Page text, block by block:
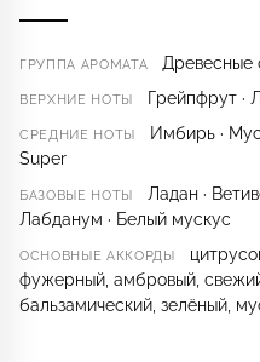
ГРУППА АРОМАТА
ВЕРХНИЕ НОТЫ Грейпфрут ·
СРЕДНИЕ НОТЫ
Имбирь ·
Super
БАЗОВЫЕ НОТЫ
Ладан ·
Лабданум · Белый мускус
ОСНОВНЫЕ АККОРДЫ
фужерный, амбровый,
бальзамический, зелёный,